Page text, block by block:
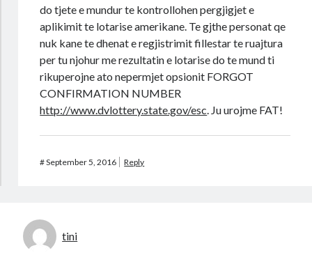
do tjete e mundur te kontrollohen pergjigjet e
aplikimit te lotarise amerikane. Te gjthe personat qe
nuk kane te dhenat e regjistrimit fillestar te ruajtura
per tu njohur me rezultatin e lotarise do te mund ti
rikuperojne ato nepermjet opsionit FORGOT
CONFIRMATION NUMBER
http://www.dvlottery.state.gov/esc . Ju urojme FAT!
#September 5, 2016 Reply
tini